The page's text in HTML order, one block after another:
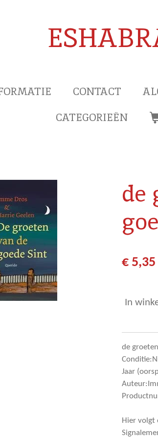
CONTACT
CATEGORIEËN
de
€ 5,35
In
de
Jaar
Hier volgt